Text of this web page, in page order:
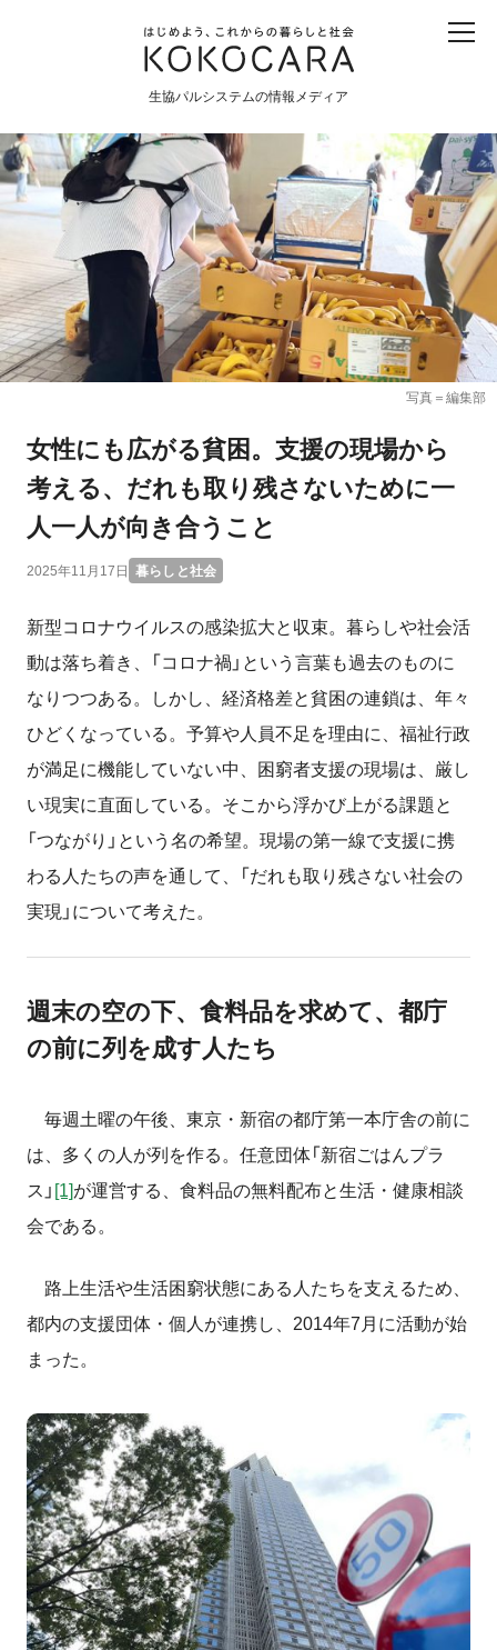
生協パルシステムの情報メディア
産直 食育 食べる 震災
食と農
暮らしと社会
環境と平和
生協の宅配パルシステム
写真＝編集部
女性にも広がる貧困。支援の現場から
考える、だれも取り残さないために一
人一人が向き合うこと
2025年11月17日 暮らしと社会
新型コロナウイルスの感染拡大と収束。暮らしや社会活
動は落ち着き、「コロナ禍」という言葉も過去のものに
なりつつある。しかし、経済格差と貧困の連鎖は、年々
ひどくなっている。予算や人員不足を理由に、福祉行政
が満足に機能していない中、困窮者支援の現場は、厳し
い現実に直面している。そこから浮かび上がる課題と
「つながり」という名の希望。現場の第一線で支援に携
わる人たちの声を通して、「だれも取り残さない社会の
実現」について考えた。
週末の空の下、食料品を求めて、都庁
の前に列を成す人たち
毎週土曜の午後、東京・新宿の都庁第一本庁舎の前に
は、多くの人が列を作る。任意団体「新宿ごはんプラ
ス」 [1]が運営する、食料品の無料配布と生活・健康相談
会である。
路上生活や生活困窮状態にある人たちを支えるため、
都内の支援団体・個人が連携し、 2014年7 月に活動が始
まった。